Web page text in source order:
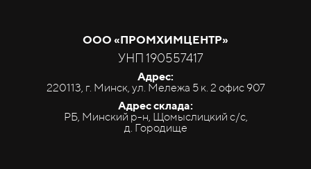
ООО «ПРОМХИМЦЕНТР»
УНП 190557417
Адрес:
220113, г. Минск, ул. Мележа 5 к. 2 офис 907
Адрес склада:
РБ, Минский р-н, Щомыслицкий с/с,
д. Городище